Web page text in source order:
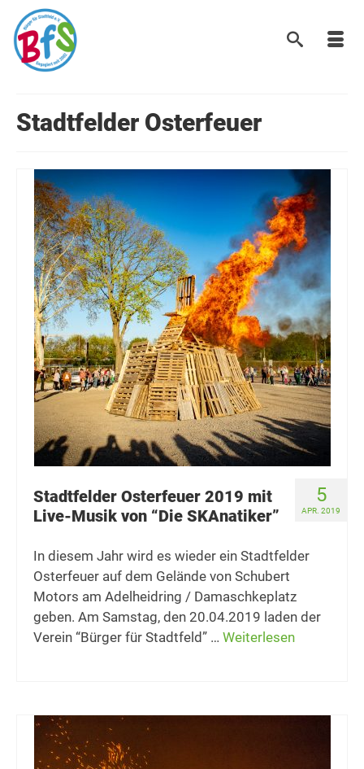
Stadtfelder Osterfeuer
5
APR. 2019
Stadtfelder Osterfeuer 2019 mit
Live-Musik von “Die SKAnatiker”
In diesem Jahr wird es wieder ein Stadtfelder
Osterfeuer auf dem Gelände von Schubert
Motors am Adelheidring / Damaschkeplatz
geben. Am Samstag, den 20.04.2019 laden der
Verein “Bürger für Stadtfeld” … Weiterlesen